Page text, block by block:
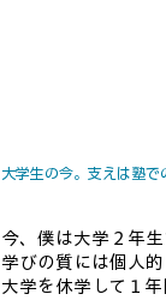
大学生の今。支えは塾で
今、僕は大学２年
学びの質には個人
大学を休学して１